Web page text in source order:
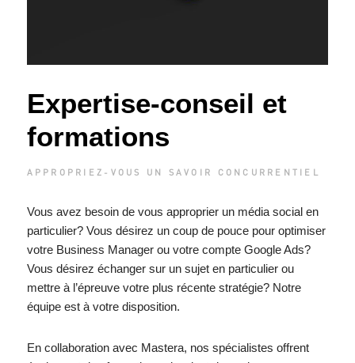
Expertise-conseil et
formations
APPROPRIEZ-VOUS UN SAVOIR CONCURRENTIEL
Vous avez besoin de vous approprier un média social en
particulier? Vous désirez un coup de pouce pour optimiser
votre Business Manager ou votre compte Google Ads?
Vous désirez échanger sur un sujet en particulier ou
mettre à l’épreuve votre plus récente stratégie? Notre
équipe est à votre disposition.
En collaboration avec Mastera, nos spécialistes offrent